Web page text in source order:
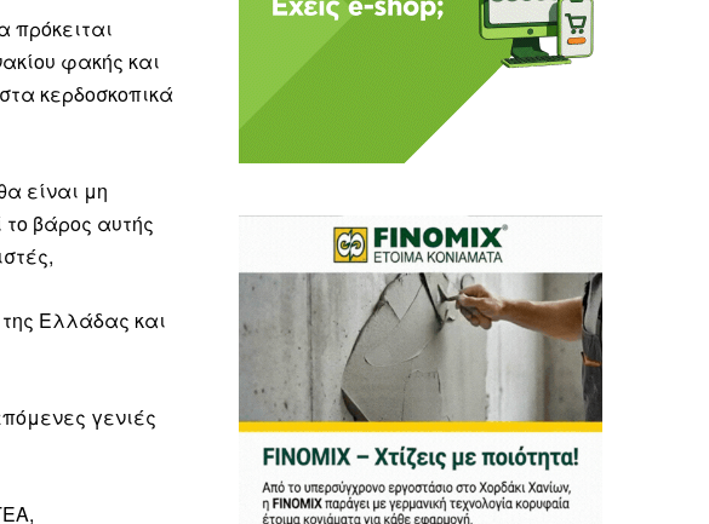
δωρεάν. Η ενημέρωση πρέπει να
το κάνεις:
της δημοσιογραφίας μας.
από 1 λεπτό.
πρόκειται
φακής και
κερδοσκοπικά
είναι μη
βάρος αυτής
Ελλάδας και
γενιές